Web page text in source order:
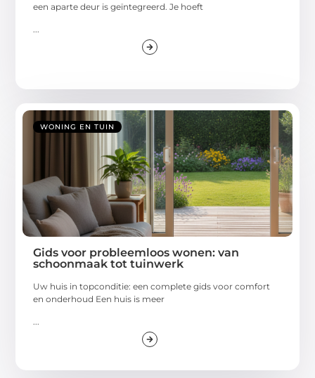
een aparte deur is geïntegreerd. Je hoeft
...
WONING EN TUIN
Gids voor probleemloos wonen: van
schoonmaak tot tuinwerk
Uw huis in topconditie: een complete gids voor comfort
en onderhoud Een huis is meer
...